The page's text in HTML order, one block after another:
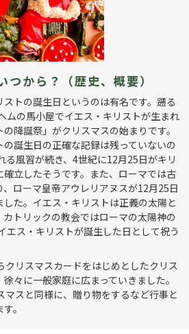
つから？（歴史、概要）
トの誕生日というのは有名です。遡る
ムの馬小屋でイエス・キリストが生まれ
降誕祭」がクリスマスの始まりです。
誕生日の正確な記録は残っていないの
る風習が続き、4世紀に12月25日がキリ
立したそうです。また、ローマでは古
ローマ皇帝アウレリアヌスが12月25日
た。イエス・キリストは正義の太陽と
トリックの教会ではローマの太陽神の
エス・キリストが誕生した日として祝う
クリスマスカードをはじめとしたクリス
々に一般家庭に広まっていきました。
スと同様に、贈り物をするなど行事と
。